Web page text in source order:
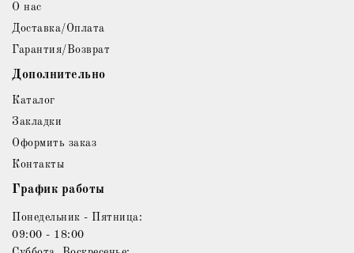
О нас
Доставка/Оплата
Гарантия/Возврат
Дополнительно
Каталог
Закладки
Оформить заказ
Контакты
График работы
Понедельник - Пятница:
09:00 - 18:00